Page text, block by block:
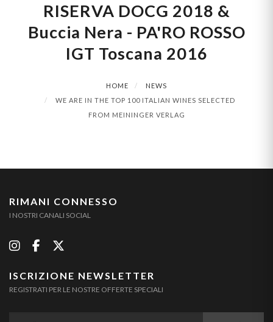
RISERVA DOCG 2018 &
Buccia Nera - PA'RO ROSSO
IGT Toscana 2016
HOME
NEWS
WE ARE IN THE TOP 100 ITALIAN WINES SELECTED
FROM MEININGER VERLAG
RIMANI CONNESSO
I NOSTRI CANALI SOCIAL
ISCRIZIONE NEWSLETTER
REGISTRATI PER LE NOSTRE OFFERTE SPECIALI